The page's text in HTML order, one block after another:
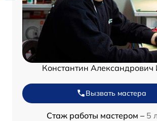
Константин Александрович
Вызвать мастера
Стаж работы мастером – 5